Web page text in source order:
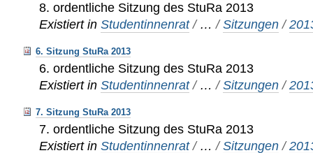
8. ordentliche Sitzung des StuRa 2013
Existiert in Studentinnenrat / …/Sitzungen /
6. Sitzung StuRa 2013
6. ordentliche Sitzung des StuRa 2013
Existiert in Studentinnenrat / …/Sitzungen /
7. Sitzung StuRa 2013
7. ordentliche Sitzung des StuRa 2013
Existiert in Studentinnenrat / …/Sitzungen /